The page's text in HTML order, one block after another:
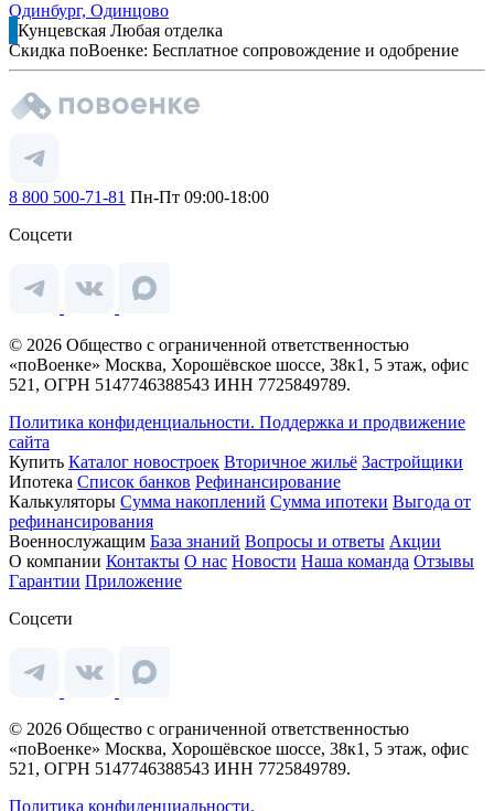
Одинбург, Одинцово
Кунцевская Любая отделка
Скидка поВоенке: Бесплатное сопровождение и одобрение
8 800 500-71-81 Пн-Пт 09:00-18:00
Соцсети
© 2026 Общество с ограниченной ответственностью
«поВоенке» Москва, Хорошёвское шоссе, 38к1, 5 этаж, офис
521, ОГРН 5147746388543 ИНН 7725849789.
Политика конфиденциальности. Поддержка и продвижение
сайта
Купить Каталог новостроек Вторичное жильё Застройщики
Ипотека Список банков Рефинансирование
Калькуляторы Сумма накоплений Сумма ипотеки Выгода от
рефинансирования
Военнослужащим База знаний Вопросы и ответы Акции
О компании Контакты О нас Новости Наша команда Отзывы
Гарантии Приложение
Соцсети
© 2026 Общество с ограниченной ответственностью
«поВоенке» Москва, Хорошёвское шоссе, 38к1, 5 этаж, офис
521, ОГРН 5147746388543 ИНН 7725849789.
Политика конфиденциальности.